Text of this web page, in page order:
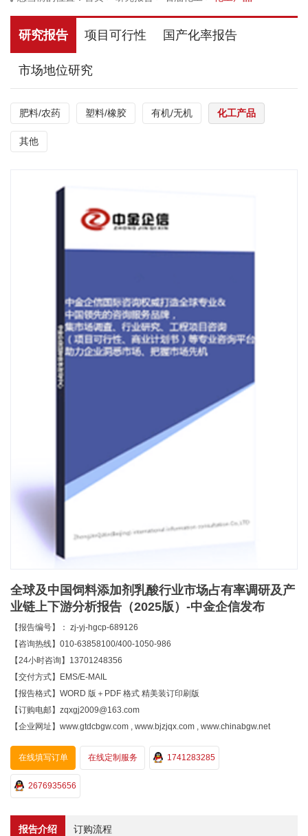
研究报告 项目可行性 国产化率报告
市场地位研究
肥料/农药 塑料/橡胶 有机/无机 化工产品
其他
全球及中国饲料添加剂乳酸行业市场占有率调研及产
业链上下游分析报告（2025版）-中金企信发布
【报告编号】： zj-yj-hgcp-689126
【咨询热线】010-63858100/400-1050-986
【24小时咨询】13701248356
【交付方式】EMS/E-MAIL
【报告格式】WORD 版＋PDF 格式 精美装订印刷版
【订购电邮】zqxgj2009@163.com
【企业网址】www.gtdcbgw.com , www.bjzjqx.com , www.chinabgw.net
在线填写订单 在线定制服务 1741283285
2676935656
报告介绍 订购流程